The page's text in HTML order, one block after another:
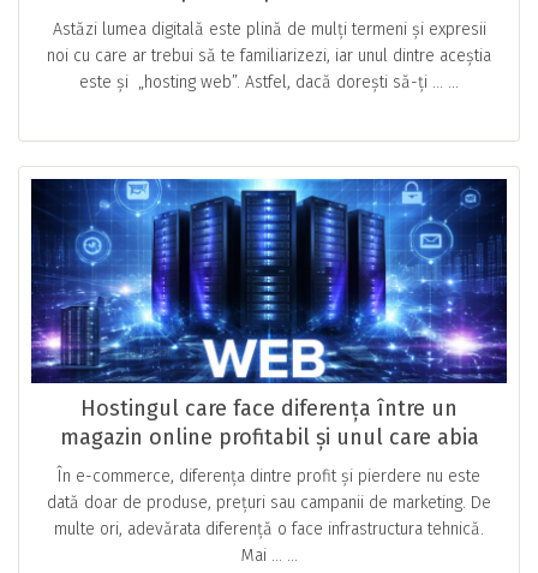
Astăzi lumea digitală este plină de mulți termeni și expresii
noi cu care ar trebui să te familiarizezi, iar unul dintre aceștia
este și „hosting web”. Astfel, dacă dorești să-ți … ...
Hostingul care face diferența între un
magazin online profitabil și unul care abia
respiră
În e-commerce, diferența dintre profit și pierdere nu este
dată doar de produse, prețuri sau campanii de marketing. De
multe ori, adevărata diferență o face infrastructura tehnică.
Mai … ...